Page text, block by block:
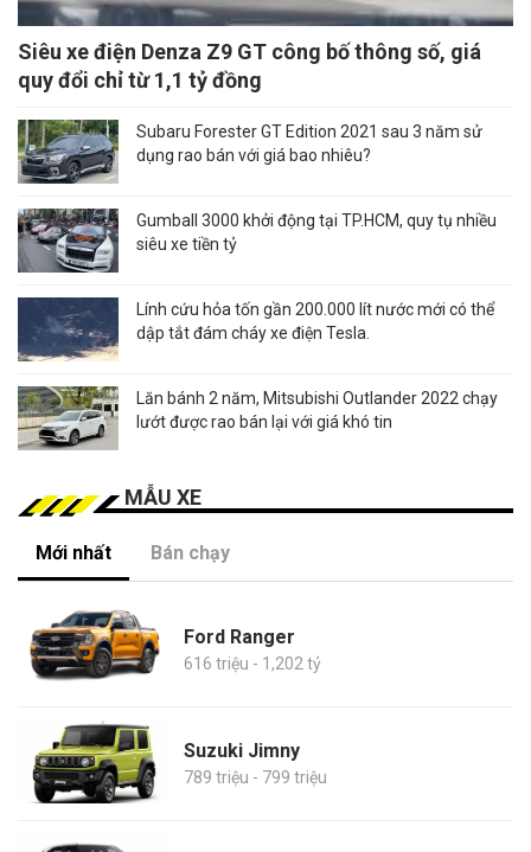
Siêu xe điện Denza Z9 GT công bố thông số, giá
quy đổi chỉ từ 1,1 tỷ đồng
Subaru Forester GT Edition 2021 sau 3 năm sử
dụng rao bán với giá bao nhiêu?
Gumball 3000 khởi động tại TP.HCM, quy tụ nhiều
siêu xe tiền tỷ
Lính cứu hỏa tốn gần 200.000 lít nước mới có thể
dập tắt đám cháy xe điện Tesla.
Lăn bánh 2 năm, Mitsubishi Outlander 2022 chạy
lướt được rao bán lại với giá khó tin
MẪU XE
Mới nhất Bán chạy
Ford Ranger
616 triệu - 1,202 tỷ
Suzuki Jimny
789 triệu - 799 triệu